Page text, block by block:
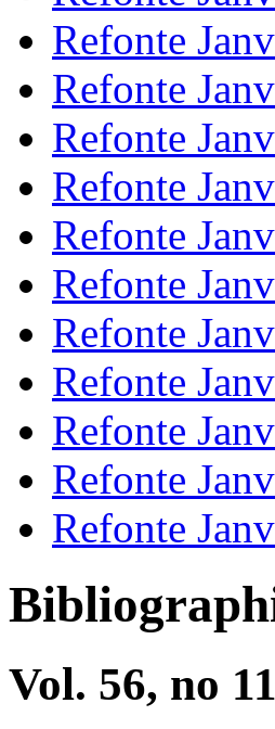
Refonte
Refonte
Refonte
Refonte
Refonte
Refonte
Refonte
Refonte
Refonte
Refonte
Refonte
Vol. 56, no